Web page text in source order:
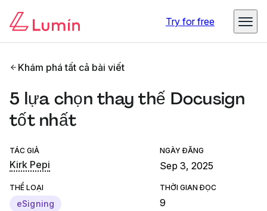
Try for free
Khám phá tất cả bài viết
5 lựa chọn thay thế Docusign
tốt nhất
TÁC GIẢ
Kirk Pepi
NGÀY ĐĂNG
Sep 3, 2025
THỂ LOẠI
eSigning
THỜI GIAN ĐỌC
9